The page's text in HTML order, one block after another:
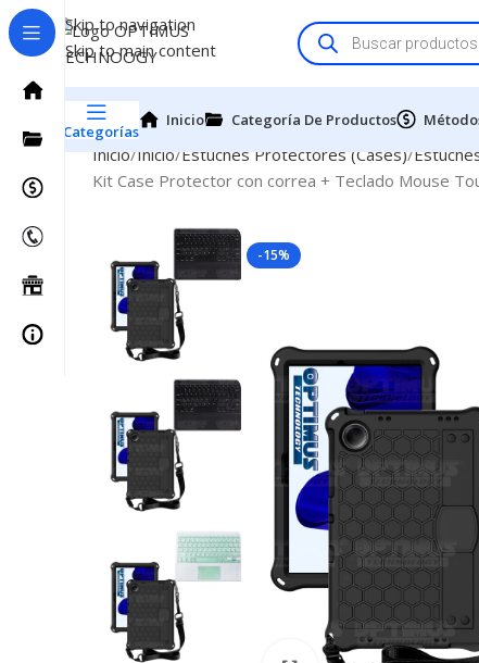
Skip to navigation
Skip to main content
Categorías
Inicio Categoría De Productos
Inicio Inicio Estuches Protectores (Cases)
Kit Case Protector con correa + Teclado Mouse
-15%